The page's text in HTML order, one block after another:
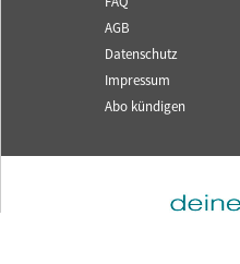
AGB
Datenschutz
Impressum
Abo kündigen